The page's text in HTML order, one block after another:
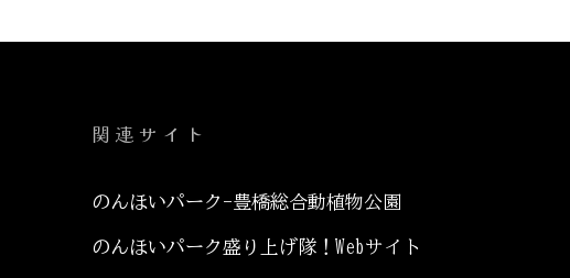
関連サイト
のんほいパーク-豊橋総合動植物公園
のんほいパーク盛り上げ隊！Webサイト